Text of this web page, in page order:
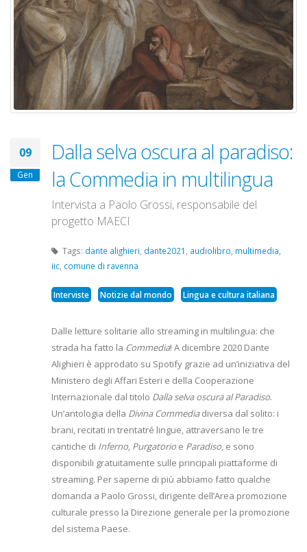
09
Gen
Dalla selva oscura al paradiso:
la Commedia in multilingua
Intervista a Paolo Grossi, responsabile del
progetto MAECI
Tags: dante alighieri dante2021 audiolibro multimedia
iic comune di ravenna
Interviste Notizie dal mondo Lingua e cultura italiana
Dalle letture solitarie allo streaming in multilingua: che
strada ha fatto la Commedia! A dicembre 2020 Dante
Alighieri è approdato su Spotify grazie ad un’iniziativa del
Ministero degli Affari Esteri e della Cooperazione
Internazionale dal titolo Dalla selva oscura al Paradiso.
Un’antologia della Divina Commediadiversa dal solito: i
brani, recitati in trentatré lingue, attraversano le tre
cantiche di Inferno, Purgatorio e Paradiso, e sono
disponibili gratuitamente sulle principali piattaforme di
streaming. Per saperne di più abbiamo fatto qualche
domanda a Paolo Grossi, dirigente dell’Area promozione
culturale presso la Direzione generale per la promozione
del sistema Paese.